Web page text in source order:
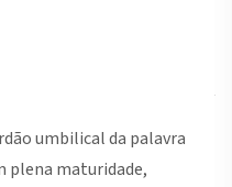
umbilical da palavra
plena maturidade,